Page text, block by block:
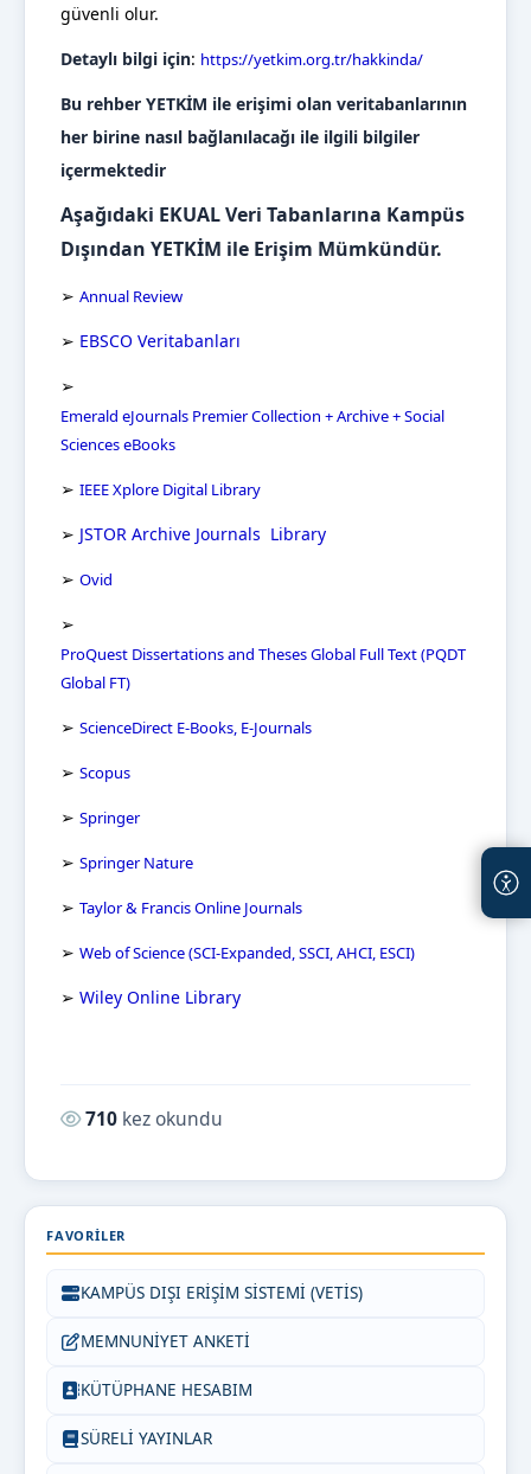
güvenli olur.
Detaylı bilgi için: https://yetkim.org.tr/hakkinda/
Bu rehber YETKİM ile erişimi olan veritabanlarının
her birine nasıl bağlanılacağı ile ilgili bilgiler
içermektedir
Aşağıdaki EKUAL Veri Tabanlarına Kampüs
Dışından YETKİM ile Erişim Mümkündür.
➢ Annual Review
➢ EBSCO Veritabanları
➢
Emerald eJournals Premier Collection + Archive + Social
Sciences eBooks
➢ IEEE Xplore Digital Library
➢ JSTOR Archive Journals Library
➢ Ovid
➢
ProQuest Dissertations and Theses Global Full Text (PQDT
Global FT)
➢ ScienceDirect E-Books, E-Journals
➢ Scopus
➢ Springer
➢ Springer Nature
➢ Taylor & Francis Online Journals
➢ Web of Science (SCI-Expanded, SSCI, AHCI, ESCI)
➢ Wiley Online Library
Okunma sayısı:
710 kez okundu
FAVORILER
KAMPÜS DIŞI ERİŞİM SİSTEMİ (VETİS)
MEMNUNİYET ANKETİ
KÜTÜPHANE HESABIM
SÜRELİ YAYINLAR